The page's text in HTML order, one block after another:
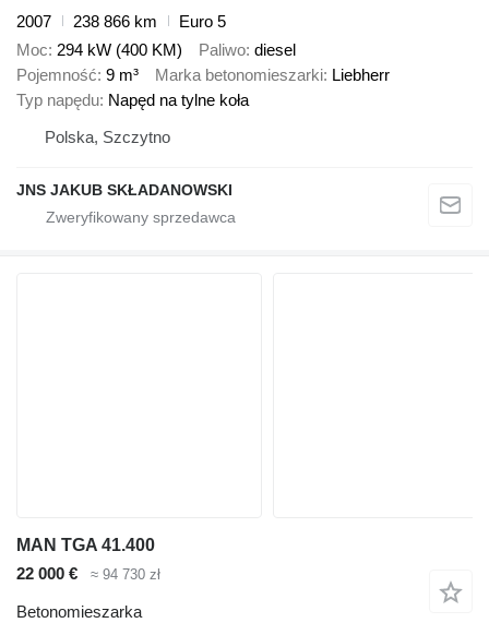
2007
238 866 km
Euro 5
Moc 294 kW (400 KM) Paliwo diesel
Pojemność 9 m³ Marka betonomieszarki Liebherr
Typ napędu Napęd na tylne koła
Polska, Szczytno
JNS JAKUB SKŁADANOWSKI
MAN TGA 41.400
22 000 €
≈ 94 730 zł
Betonomieszarka